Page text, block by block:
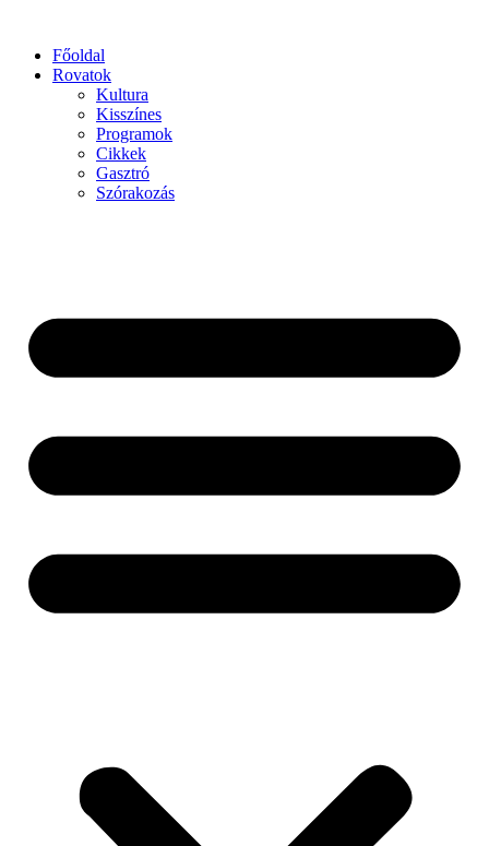
Főoldal
Rovatok
Kultura
Kisszínes
Programok
Cikkek
Gasztró
Szórakozás